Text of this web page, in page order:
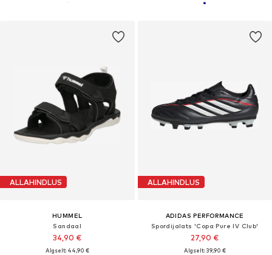
ALLAHINDLUS
HUMMEL
Sandaal
34,90 €
Algselt: 44,90 €
ALLAHINDLUS
ADIDAS PERFORMANCE
Spordijalats 'Copa Pure IV Club'
27,90 €
Algselt: 39,90 €